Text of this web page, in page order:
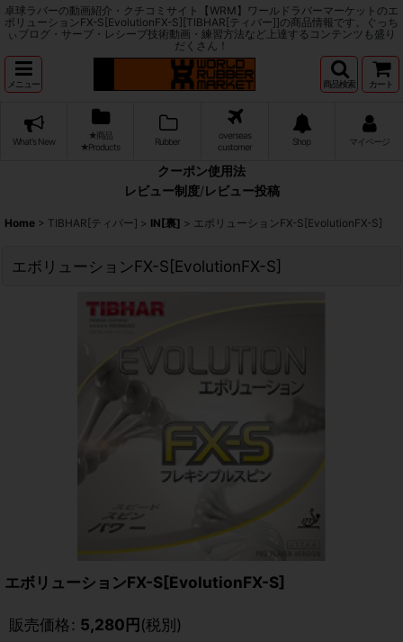
卓球ラバーの動画紹介・クチコミサイト【WRM】ワールドラバーマーケットのエ
ボリューションFX-S[EvolutionFX-S][TIBHAR[ティバー]]の商品情報です。ぐっち
ぃブログ・サーブ・レシーブ技術動画・練習方法など上達するコンテンツも盛り
だくさん！
メニュー 商品検索 カート
What's New
★商品
★Products
Rubber
overseas
customer
Shop マイページ
クーポン使用法
レビュー制度/レビュー投稿
Home > TIBHAR[ティバー] > IN[裏] > エボリューションFX-S[EvolutionFX-S]
エボリューションFX-S[EvolutionFX-S]
エボリューションFX-S[EvolutionFX-S]
販売価格: 5,280 円 (税別)